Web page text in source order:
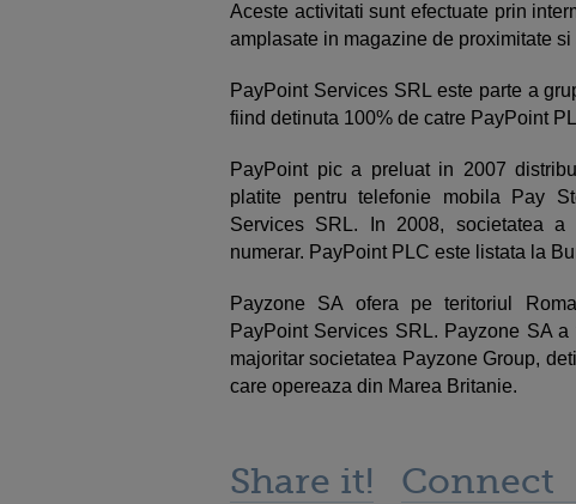
Aceste activitati sunt efectuate prin
amplasate in magazine de proximitate
PayPoint Services SRL este parte a
fiind detinuta 100% de catre PayPoint
PayPoint pic a preluat in 2007
platite pentru telefonie mobila Pay
Services SRL. In 2008, societatea
numerar. PayPoint PLC este listata la
Payzone SA ofera pe teritoriul
PayPoint Services SRL. Payzone SA
majoritar societatea Payzone Group,
care opereaza din Marea Britanie.
Share it! Connect